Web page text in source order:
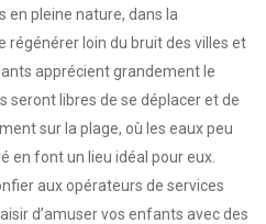
en pleine nature, dans la
régénérer loin du bruit des villes et
apprécient grandement le
seront libres de se déplacer et de
sur la plage, où les eaux peu
en font un lieu idéal pour eux.
aux opérateurs de services
d’amuser vos enfants avec des